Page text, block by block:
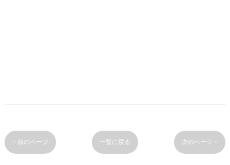
< 前のページ 一覧に戻る 次のページ >